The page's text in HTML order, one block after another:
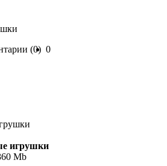
(0) 0
игрушки
Mb